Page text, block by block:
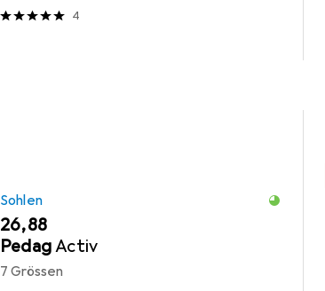
4
Sohlen
EUR
26,88
PedagActiv
7 Grössen